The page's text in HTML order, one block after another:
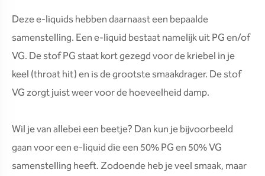
Deze e-liquids hebben daarnaast een bepaalde
samenstelling. Een e-liquid bestaat namelijk uit PG en/of
VG. De stof PG staat kort gezegd voor de kriebel in je
keel (throat hit) en is de grootste smaakdrager. De stof
VG zorgt juist weer voor de hoeveelheid damp.
Wil je van allebei een beetje? Dan kun je bijvoorbeeld
gaan voor een e-liquid die een 50% PG en 50% VG
samenstelling heeft. Zodoende heb je veel smaak, maar